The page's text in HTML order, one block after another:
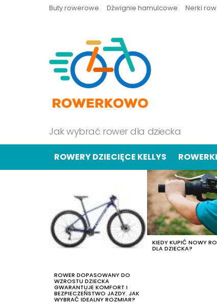
Buty rowerowe Dźwignie hamulcowe Nerki
Jak wybrać rower dla dziecka
ROWERY DZIECIĘCE KELLYS
ROWER DOPASOWANY DO
WZROSTU DZIECKA
GWARANTUJE KOMFORT I
BEZPIECZEŃSTWO JAZDY. JAK
WYBRAĆ IDEALNY ROZMIAR?
KIEDY KUPIĆ NOWY
DLA DZIECKA?